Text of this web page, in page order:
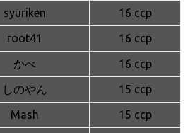
syuriken
16 ccp
root41
16 ccp
かべ
16 ccp
しのやん
15 ccp
Mash
15 ccp